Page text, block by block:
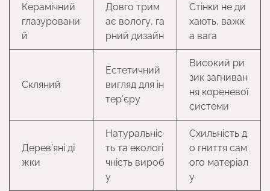
Керамічний
глазуровани
й
Довго трим
ає вологу, га
рний дизайн
Стінки не ди
хають, важк
а вага
Скляний
Естетичний
вигляд для ін
тер’єру
Високий ри
зик загниван
ня кореневої
системи
Дерев’яні ді
жки
Натуральніс
ть та екологі
чність вироб
у
Схильність д
о гниття сам
ого матеріал
у